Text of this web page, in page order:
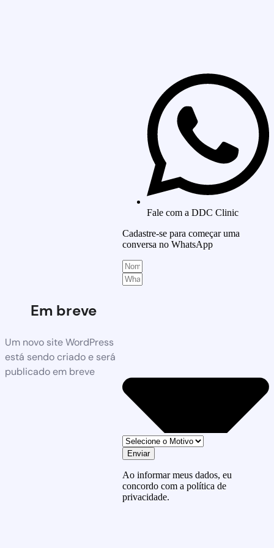
Em breve
Um novo site WordPress
está sendo criado e será
publicado em breve
Fale com a DDC Clinic
Cadastre-se para começar uma
conversa no WhatsApp
Enviar
Ao informar meus dados, eu
concordo com a política de
privacidade.